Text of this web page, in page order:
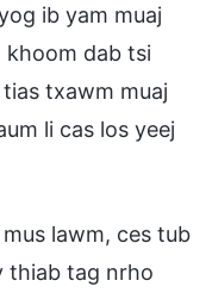
ib yam muaj
khoom dab tsi
txawm muaj
li cas los yeej
lawm, ces tub
thiab tag nrho